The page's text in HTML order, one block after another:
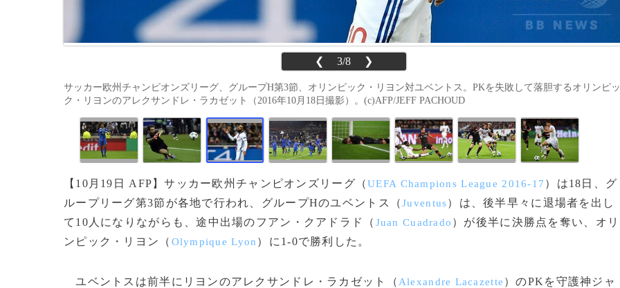
❮ 3/8 ❯
サッカー欧州チャンピオンズリーグ、グループH第3節、オリンピック・リヨン対ユベントス。PKを失敗して落胆するオリンピッ
ク・リヨンのアレクサンドレ・ラカゼット（2016年10月18日撮影）。(c)AFP/JEFF PACHOUD
【10月19日 AFP】サッカー欧州チャンピオンズリーグ（UEFA Champions League 2016-17 ）は18日、グ
ループリーグ第3節が各地で行われ、グループHのユベントス（Juventus）は、後半早々に退場者を出し
て10人になりながらも、途中出場のフアン・クアドラド（ Juan Cuadrado ）が後半に決勝点を奪い、オリ
ンピック・リヨン（ Olympique Lyon ）に1-0で勝利した。
ユベントスは前半にリヨンのアレクサンドレ・ラカゼット（ Alexandre Lacazette ）のPKを守護神ジャ